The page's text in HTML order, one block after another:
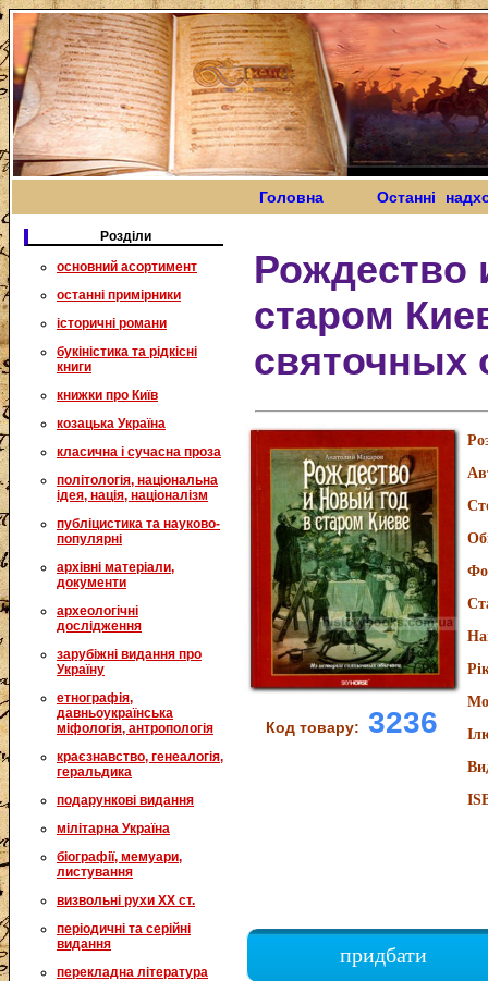
Головна Останні
Розділи
основний асортимент
останні примірники
історичні романи
букіністика та рідкісні
книги
книжки про Київ
козацька Україна
класична і сучасна проза
політологія, національна
ідея, нація, націоналізм
публіцистика та науково-
популярні
архівні матеріали,
документи
археологічні
дослідження
зарубіжні видання про
Україну
етнографія,
давньоукраїнська
міфологія, антропологія
краєзнавство, генеалогія,
геральдика
подарункові видання
мілітарна Україна
біографії, мемуари,
листування
визвольні рухи XX ст.
періодичні та серійні
видання
перекладна література
Рождество
старом
святочных
Код товару: 3236
придбати